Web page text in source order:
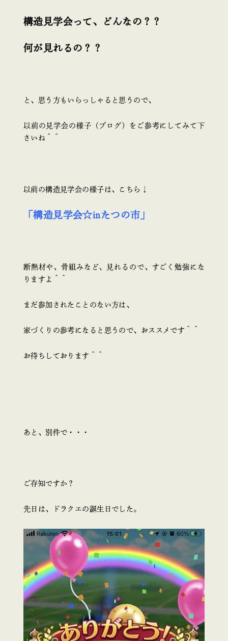
構造見学会って、どんなの？？
何が見れるの？？
と、思う方もいらっしゃると思うので、
以前の見学会の様子（ブログ）をご参考にしてみて下
さいね＾＾
以前の構造見学会の様子は、こちら↓
「構造見学会☆inたつの市」
断熱材や、骨組みなど、見れるので、すごく勉強にな
りますよ＾＾
まだ参加されたことのない方は、
家づくりの参考になると思うので、おススメです＾＾
お待ちしております＾＾
あと、別件で・・・
ご存知ですか？
先日は、ドラクエの誕生日でした。